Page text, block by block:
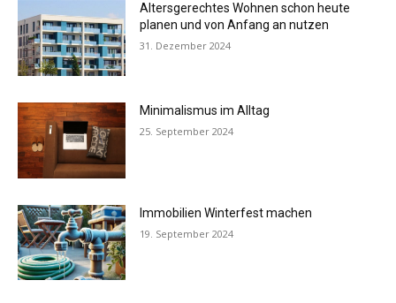
Altersgerechtes Wohnen schon heute
planen und von Anfang an nutzen
31. Dezember 2024
Minimalismus im Alltag
25. September 2024
Immobilien Winterfest machen
19. September 2024